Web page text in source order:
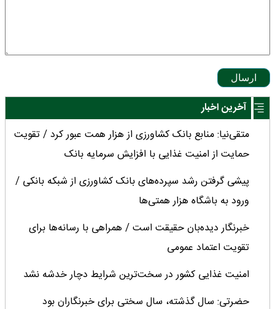
ارسال
آخرین اخبار
متقی‌نیا: منابع بانک کشاورزی از هزار همت عبور کرد / تقویت
حمایت از امنیت غذایی با افزایش سرمایه بانک
پیشی گرفتن رشد سپرده‌های بانک کشاورزی از شبکه بانکی /
ورود به باشگاه هزار همتی‌ها
خبرنگار دیده‌بان حقیقت است / همراهی با رسانه‌ها برای
تقویت اعتماد عمومی
امنیت غذایی کشور در سخت‌ترین شرایط دچار خدشه نشد
حضرتی: سال گذشته، سال سختی برای خبرنگاران بود